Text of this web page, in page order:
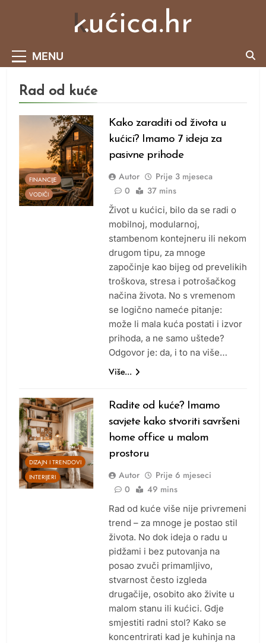
Portal O Malim Kućama I Održivom Načinu
Života.
MENU
Rad od kuće
FINANCIJE
VODIČI
Kako zaraditi od života u
kućici? Imamo 7 ideja za
pasivne prihode
Autor Prije 3 mjeseca
0
37 mins
Život u kućici, bilo da se radi o
mobilnoj, modularnoj,
stambenom kontejneru ili nekom
drugom tipu, za mnoge
započinje kao bijeg od prevelikih
troškova, stresa i potrošačkog
načina života. No s vremenom
se logično nameće pitanje:
može li mala kuća postati i izvor
prihoda, a ne samo uštede?
Odgovor je: da, i to na više…
Više...
DIZAJN I TRENDOVI
INTERIJERI
Radite od kuće? Imamo
savjete kako stvoriti savršeni
home office u malom
prostoru
Autor Prije 6 mjeseci
0
49 mins
Rad od kuće više nije privremeni
trend – za mnoge je postao stil
života. No dok ideja o radu u
pidžami i bez putovanja na
posao zvuči primamljivo,
stvarnost često izgleda
drugačije, osobito ako živite u
malom stanu ili kućici. Gdje
smjestiti radni stol? Kako se
koncentrirati kad je kuhinja na